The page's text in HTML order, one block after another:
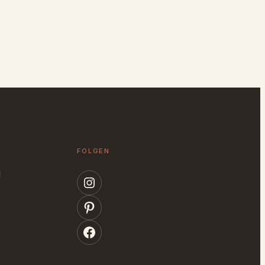
FOLGEN
Instagram
Pinterest
Facebook